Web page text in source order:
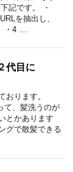
記です。 ・
を抽出し、
・4 …
代目に
おります。
て、髪洗うのが
とかあります
グで散髪できる